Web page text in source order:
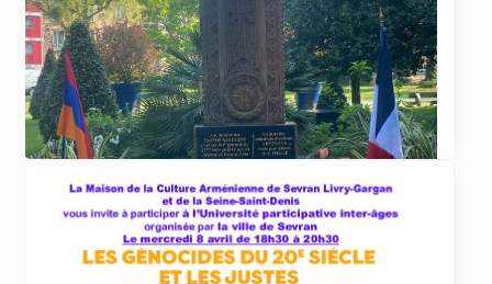
Repas de la Croix Bleue le 17 mai 2026
La Croix Bleue des Arméniens de France
section Dirouhie Missakian de Sevran-Livry
organise... lire plus
ACTUALITÉS
20 avril 2026